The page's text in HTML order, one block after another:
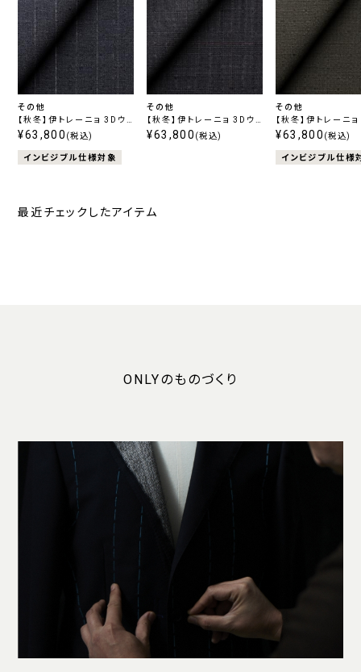
その他
【秋冬】伊トレーニョ 3Dウ
ールハイパーストレッチ ネ
¥63,800 (税込)
インビジブル仕様対象
その他
【秋冬】伊トレーニョ 3Dウ
ールハイパーストレッチ ネ
¥63,800 (税込)
その他
【秋冬】伊トレーニ
ールハイパーストレ
¥63,800 (税込)
インビジブル仕様
最近チェックしたアイテム
ONLYのものづくり